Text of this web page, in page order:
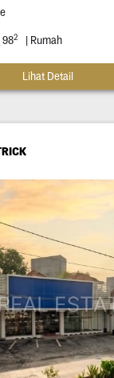
982 | Rumah
Lihat Detail